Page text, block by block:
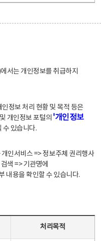
서는 개인정보를 취급하지
정보 처리 현황 및 목적 등은
개인정보 포털의 '개인정보
수 있습니다.
인서비스 => 정보주체 권리행사
색 => 기관명에
내용을 확인할 수 있습니다.
처리목적